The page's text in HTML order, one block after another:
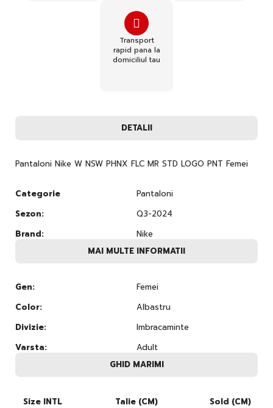
Transport
rapid pana la
domiciliul tau
DETALII
Pantaloni Nike W NSW PHNX FLC MR STD LOGO PNT Femei
Categorie
Pantaloni
Sezon:
Q3-2024
Brand:
Nike
MAI MULTE INFORMATII
Gen:
Femei
Color:
Albastru
Divizie:
Imbracaminte
Varsta:
Adult
GHID MARIMI
Size INTL Talie (CM)
Sold (CM)